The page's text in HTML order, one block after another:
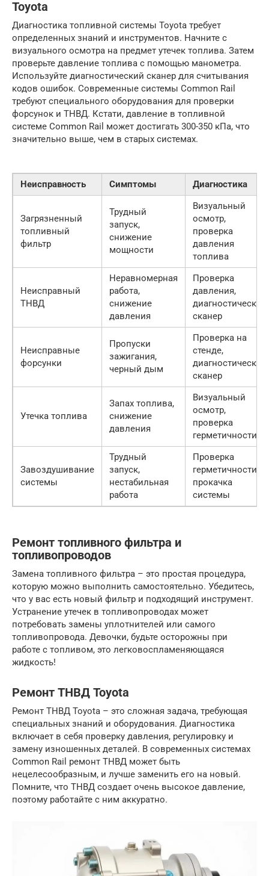
Toyota
Диагностика топливной системы Toyota требует
определенных знаний и инструментов. Начните с
визуального осмотра на предмет утечек топлива. Затем
проверьте давление топлива с помощью манометра.
Используйте диагностический сканер для считывания
кодов ошибок. Современные системы Common Rail
требуют специального оборудования для проверки
форсунок и ТНВД. Кстати, давление в топливной
системе Common Rail может достигать 300-350 кПа, что
значительно выше, чем в старых системах.
Неисправность Симптомы Диагностика
Загрязненный
топливный
фильтр
Трудный
запуск,
снижение
мощности
Визуальный
осмотр,
проверка
давления
топлива
Неисправный
ТНВД
Неравномерная
работа,
снижение
давления
Проверка
давления,
диагностический
сканер
Неисправные
форсунки
Пропуски
зажигания,
черный дым
Проверка на
стенде,
диагностический
сканер
Утечка топлива
Запах топлива,
снижение
давления
Визуальный
осмотр,
проверка
герметичности
Завоздушивание
системы
Трудный
запуск,
нестабильная
работа
Проверка
герметичности,
прокачка
системы
Ремонт топливного фильтра и
топливопроводов
Замена топливного фильтра – это простая процедура,
которую можно выполнить самостоятельно. Убедитесь,
что у вас есть новый фильтр и подходящий инструмент.
Устранение утечек в топливопроводах может
потребовать замены уплотнителей или самого
топливопровода. Девочки, будьте осторожны при
работе с топливом, это легковоспламеняющаяся
жидкость!
Ремонт ТНВД Toyota
Ремонт ТНВД Toyota – это сложная задача, требующая
специальных знаний и оборудования. Диагностика
включает в себя проверку давления, регулировку и
замену изношенных деталей. В современных системах
Common Rail ремонт ТНВД может быть
нецелесообразным, и лучше заменить его на новый.
Помните, что ТНВД создает очень высокое давление,
поэтому работайте с ним аккуратно.